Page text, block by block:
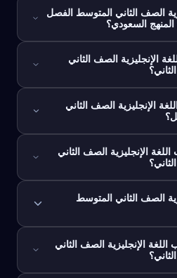
الصف الثاني المتوسط الفصل
السعودي؟
الإنجليزية الصف الثاني
الإنجليزية الصف الثاني
الإنجليزية الصف الثاني
الصف الثاني المتوسط
الإنجليزية الصف الثاني